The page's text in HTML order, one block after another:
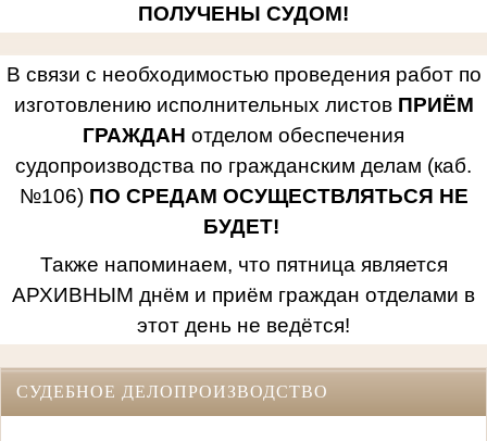
ПОЛУЧЕНЫ СУДОМ!
В связи с необходимостью проведения работ по
изготовлению исполнительных листов ПРИЁМ
ГРАЖДАН отделом обеспечения
судопроизводства по гражданским делам (каб.
№106) ПО СРЕДАМ ОСУЩЕСТВЛЯТЬСЯ НЕ
БУДЕТ!
Также напоминаем, что пятница является
АРХИВНЫМ днём и приём граждан отделами в
этот день не ведётся!
СУДЕБНОЕ ДЕЛОПРОИЗВОДСТВО